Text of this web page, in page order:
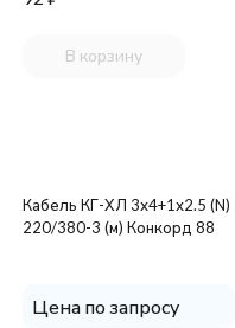
В корзину
Кабель КГ-ХЛ 3х4+1х2.5 (N)
220/380-3 (м) Конкорд 88
Цена по запросу